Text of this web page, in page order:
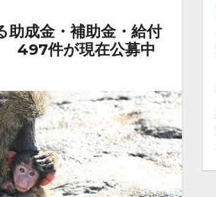
助成金・補助金・給付
件が現在公募中